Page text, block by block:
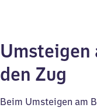
Umsteigen
den Zug
Beim Umsteigen am